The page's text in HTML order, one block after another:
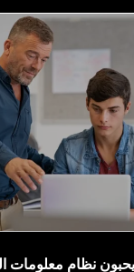
نظام معلومات